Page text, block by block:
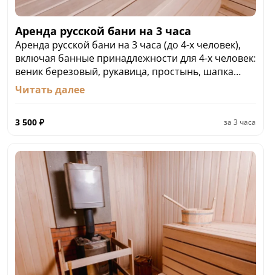
Аренда русской бани на 3 часа
Аренда русской бани на 3 часа (до 4-х человек),
включая банные принадлежности для 4-х человек:
веник березовый, рукавица, простынь, шапка
банная, коврик банный, тапочки одноразовые:
4500 ₽/2 часа.
стоимость аренды.
последующего отдыхающего (не более 2-х
человек): 500 ₽
Читать далее
3 500 ₽ за 3 часа